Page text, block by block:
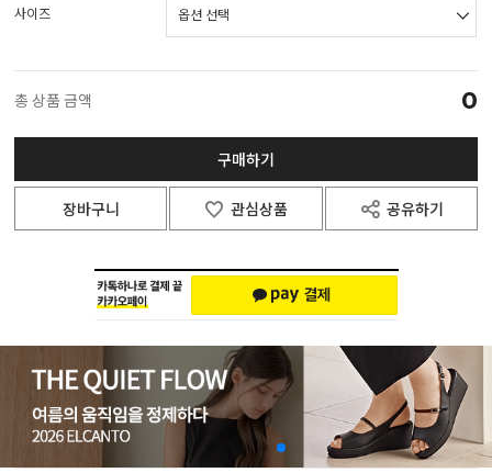
사이즈
총 상품 금액 0
구매하기
장바구니 관심상품 공유하기